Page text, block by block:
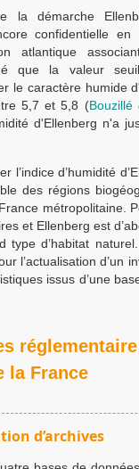
la démarche
confidentielle en
atlantique
que la valeur
le caractère humide
5,7 et 5,8 (Bouzillé
d'Ellenberg n'a
l’indice d’humidité
des régions
métropolitaine.
et Ellenberg est
type d’habitat
l’actualisation d’un
issus d’une
la France
d’archives